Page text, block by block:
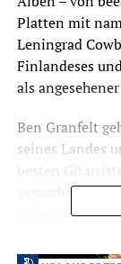
Platten mit
Leningrad
Finlandeses
als
Ben Granfelt
seines Landes
gemacht. Seit
seinem